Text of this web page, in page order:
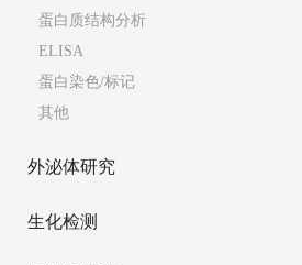
蛋白质结构分析
ELISA
蛋白染色/标记
其他
外泌体研究
生化检测